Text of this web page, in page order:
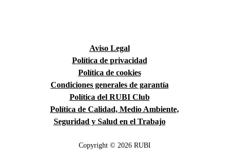
Aviso Legal
Política de privacidad
Política de cookies
Condiciones generales de garantía
Política del RUBI Club
Política de Calidad, Medio Ambiente,
Seguridad y Salud en el Trabajo
Copyright © 2026 RUBI